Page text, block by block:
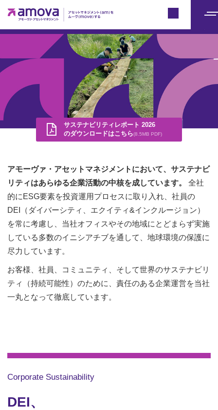
ニ
サステナビリティレポート 2026
のダウンロードはこちら(8.5MB PDF)
アモーヴァ・アセットマネジメントにおいて、サステナビ
リティはあらゆる企業活動の中核を成しています。
全社
的にESG要素を投資運用プロセスに取り入れ、社員の
DEI（ダイバーシティ、エクイティ&インクルージョン）
を常に考慮し、当社オフィスやその地域にとどまらず実施
している多数のイニシアチブを通して、地球環境の保護に
尽力しています。
お客様、社員、コミュニティ、そして世界のサステナビリ
ティ（持続可能性）のために、責任のある企業運営を当社
一丸となって徹底しています。
Corporate Sustainability
DEI、